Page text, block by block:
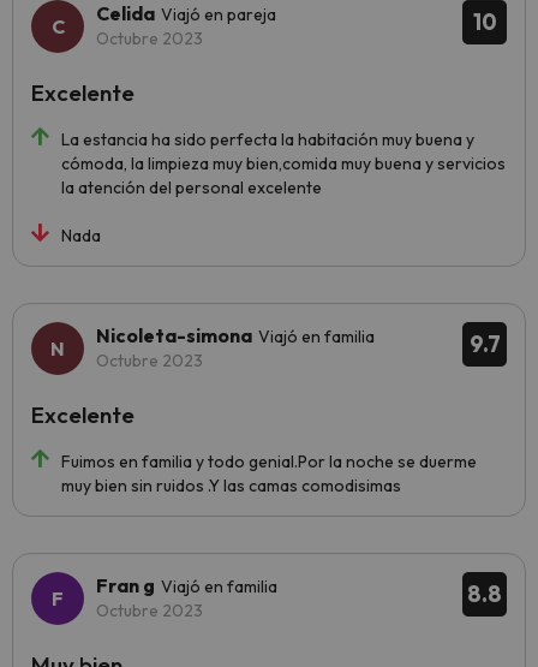
10
Celida Viajó en pareja
Octubre 2023
La estancia ha sido perfecta la habitación muy buena y
cómoda, la limpieza muy bien,comida muy buena y servicios
la atención del personal excelente
Nada
Excelente
9.7
Nicoleta-simona Viajó en familia
Octubre 2023
Fuimos en familia y todo genial.Por la noche se duerme
muy bien sin ruidos .Y las camas comodisimas
Excelente
8.8
Fran g Viajó en familia
Octubre 2023